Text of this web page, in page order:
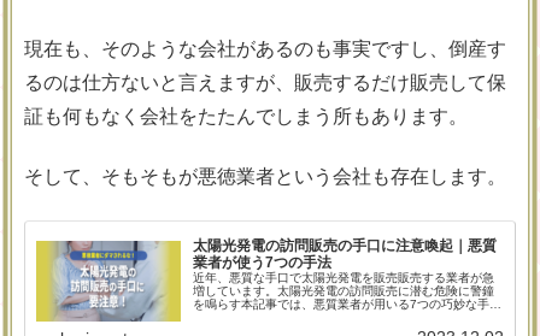
現在も、そのような会社があるのも事実ですし、倒産す
るのは仕方ないと言えますが、販売するだけ販売して保
証も何もなく会社をたたんでしまう所もあります。
そして、そもそもが悪徳業者という会社も存在します。
太陽光発電の訪問販売の手口に注意喚起｜悪質
業者が使う7つの手法
近年、悪質な手口で太陽光発電を販売販売する業者が急
増しています。太陽光発電の訪問販売に潜む危険に警鐘
を鳴らす本記事では、悪質業者が用いる7つの巧妙な手口
深め、被害を未然に防ぐための貴重な情報をご覧くださ